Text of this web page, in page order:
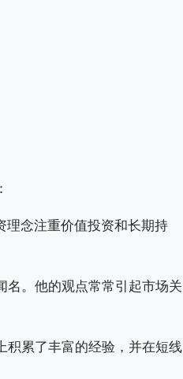
理念注重价值投资和长期持
名。他的观点常常引起市场关
积累了丰富的经验，并在短线